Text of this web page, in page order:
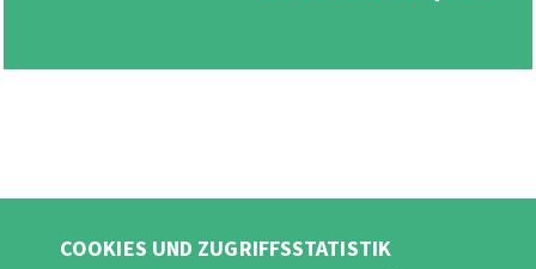
COOKIES UND ZUGRIFFSSTATISTIK